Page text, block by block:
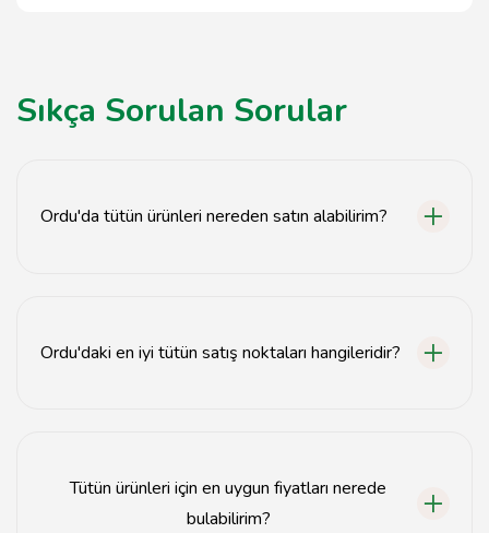
Sıkça Sorulan Sorular
Ordu'da tütün ürünleri nereden satın alabilirim?
Ordu'daki en iyi tütün satış noktaları hangileridir?
Tütün ürünleri için en uygun fiyatları nerede
bulabilirim?